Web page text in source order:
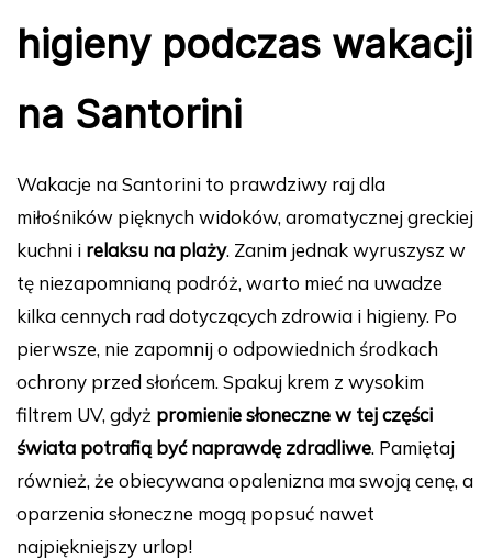
higieny podczas wakacji
na Santorini
Wakacje na Santorini to prawdziwy raj dla
miłośników pięknych widoków, aromatycznej greckiej
kuchni i relaksu na plaży. Zanim jednak wyruszysz w
tę niezapomnianą podróż, warto mieć na uwadze
kilka cennych rad dotyczących zdrowia i higieny. Po
pierwsze, nie zapomnij o odpowiednich środkach
ochrony przed słońcem. Spakuj krem z wysokim
filtrem UV, gdyż promienie słoneczne w tej części
świata potrafią być naprawdę zdradliwe. Pamiętaj
również, że obiecywana opalenizna ma swoją cenę, a
oparzenia słoneczne mogą popsuć nawet
najpiękniejszy urlop!